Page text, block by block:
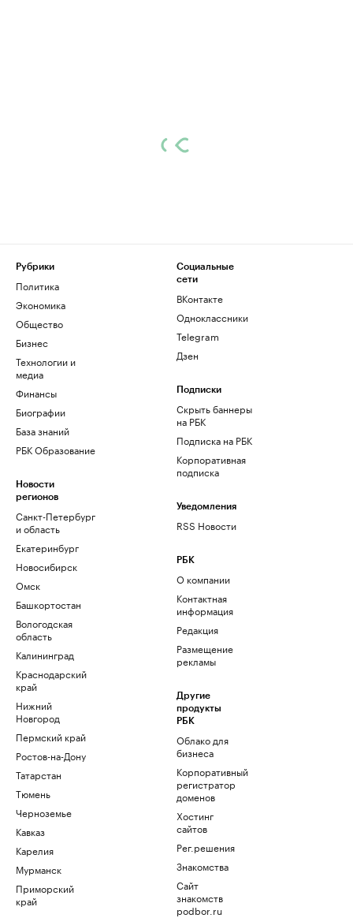
Рубрики
Политика
Экономика
Общество
Бизнес
Технологии и
медиа
Финансы
Биографии
База знаний
РБК Образование
Новости
регионов
Санкт-Петербург
и область
Екатеринбург
Новосибирск
Омск
Башкортостан
Вологодская
область
Калининград
Краснодарский
край
Нижний
Новгород
Пермский край
Ростов-на-Дону
Татарстан
Тюмень
Черноземье
Кавказ
Карелия
Мурманск
Приморский
край
Социальные
сети
ВКонтакте
Одноклассники
Telegram
Дзен
Подписки
Скрыть баннеры
на РБК
Подписка на РБК
Корпоративная
подписка
Уведомления
RSS Новости
РБК
О компании
Контактная
информация
Редакция
Размещение
рекламы
Другие
продукты
РБК
Облако для
бизнеса
Корпоративный
регистратор
доменов
Хостинг
сайтов
Рег.решения
Знакомства
Сайт
знакомств
podbor.ru